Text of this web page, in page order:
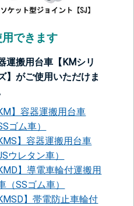
できます
運搬用台車【KMシリ
】がご使用いただけま
KM】容器運搬用台車
ゴム車）
KMS】容器運搬用台車
ウレタン車）
KMD】導電車輪付運搬用
（SSゴム車）
KMSD】帯電防止車輪付